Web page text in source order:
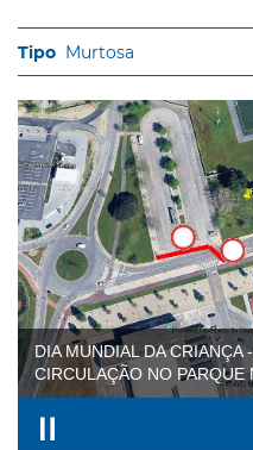
Murtosa
DIA MUNDIAL DA CRIANÇA
CIRCULAÇÃO NO PARQUE